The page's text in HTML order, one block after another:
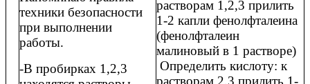
техники безопасности
при выполнении
работы.
-В пробирках 1,2,3
растворам 1,2,3 прилить
1-2 капли фенолфталеина
(фенолфталеин
малиновый в 1 растворе)
Определить кислоту: к
растворам 2,3 прилить 1-